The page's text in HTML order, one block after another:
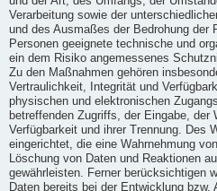
Verarbeitung sowie der
und des Ausmaßes der Bedrohung der
Personen geeignete technische und
ein dem Risiko angemessenes
Zu den Maßnahmen gehören
Vertraulichkeit, Integrität und
physischen und elektronischen
betreffenden Zugriffs, der Eingabe, der
Verfügbarkeit und ihrer Trennung. Des
eingerichtet, die eine Wahrnehmung
Löschung von Daten und Reaktionen
gewährleisten. Ferner berücksichtigen
Daten bereits bei der Entwicklung bzw.